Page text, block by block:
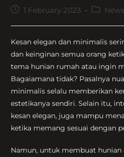
Post1 February 2023
Post
Kesan elegan dan minimalis
dan keinginan semua orang
tema hunian rumah atau ingin
Bagaiamana tidak? Pasalnya
minimalis selalu memberikan
estetikanya sendiri. Selain itu,
kesan elegan, juga mampu
ketika memang sesuai dengan
Namun, untuk membuat